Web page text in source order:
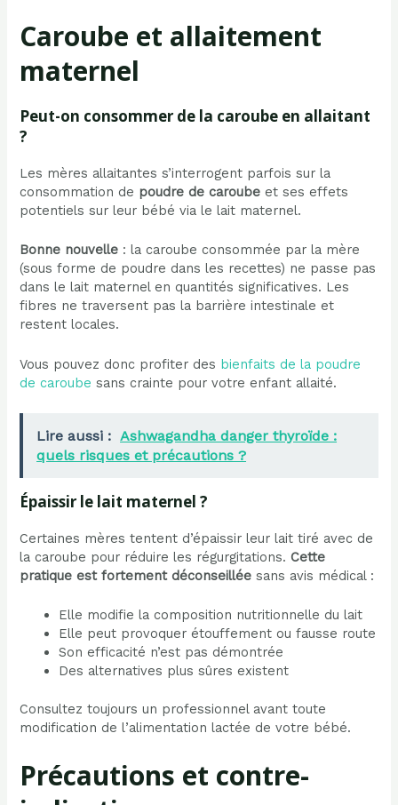
Caroube et allaitement
maternel
Peut-on consommer de la caroube en allaitant
?
Les mères allaitantes s’interrogent parfois sur la
consommation de poudre de caroube et ses effets
potentiels sur leur bébé via le lait maternel.
Bonne nouvelle : la caroube consommée par la mère
(sous forme de poudre dans les recettes) ne passe pas
dans le lait maternel en quantités significatives. Les
fibres ne traversent pas la barrière intestinale et
restent locales.
Vous pouvez donc profiter des bienfaits de la poudre
de caroube sans crainte pour votre enfant allaité.
Lire aussi : Ashwagandha danger thyroïde :
quels risques et précautions ?
Épaissir le lait maternel ?
Certaines mères tentent d’épaissir leur lait tiré avec de
la caroube pour réduire les régurgitations.Cette
pratique est fortement déconseillée sans avis médical :
Elle modifie la composition nutritionnelle du lait
Elle peut provoquer étouffement ou fausse route
Son efficacité n’est pas démontrée
Des alternatives plus sûres existent
Consultez toujours un professionnel avant toute
modification de l’alimentation lactée de votre bébé.
Précautions et contre-